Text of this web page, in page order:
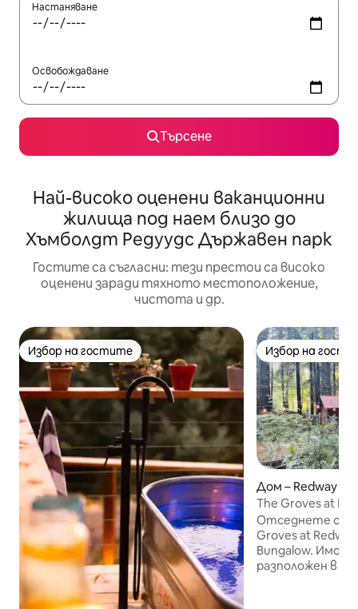
Настаняване
Освобождаване
Търсене
Най-високо оценени ваканционни
жилища под наем близо до
Хъмболдт Редуудс Държавен парк
Гостите са съгласни: тези престои са високо
оценени заради тяхното местоположение,
чистота и др.
Избор на гостите
Избор на гостите Избор на
Избор на
Дом – Redway
The Groves at
Craftsman
Отседнете
Groves at
Bungalow. Имот
разположен в